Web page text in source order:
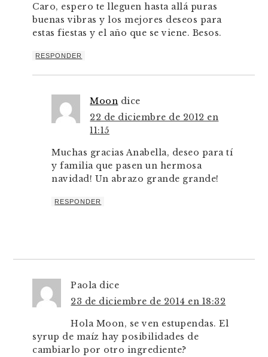
Caro, espero te lleguen hasta allá puras
buenas vibras y los mejores deseos para
estas fiestas y el año que se viene. Besos.
RESPONDER
Moon dice
22 de diciembre de 2012 en
11:15
Muchas gracias Anabella, deseo para tí
y familia que pasen un hermosa
navidad! Un abrazo grande grande!
RESPONDER
Paola dice
23 de diciembre de 2014 en 18:32
Hola Moon, se ven estupendas. El
syrup de maíz hay posibilidades de
cambiarlo por otro ingrediente?